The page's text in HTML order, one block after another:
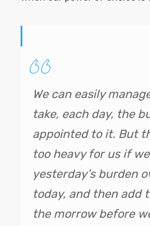
We can easily
take, each day, the
appointed to it. But
too heavy for us if
yesterday’s burden
today, and then add
the morrow before